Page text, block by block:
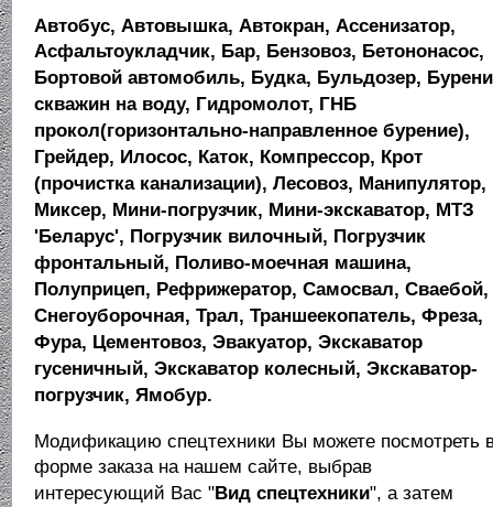
Автобус, Автовышка, Автокран, Ассенизатор,
Асфальтоукладчик, Бар, Бензовоз, Бетононасос,
Бортовой автомобиль, Будка, Бульдозер,
скважин на воду, Гидромолот, ГНБ
прокол(горизонтально-направленное бурение),
Грейдер, Илосос, Каток, Компрессор, Крот
(прочистка канализации), Лесовоз, Манипулятор,
Миксер, Мини-погрузчик, Мини-экскаватор, МТЗ
'Беларус', Погрузчик вилочный, Погрузчик
фронтальный, Поливо-моечная машина,
Полуприцеп, Рефрижератор, Самосвал, Сваебой,
Снегоуборочная, Трал, Траншеекопатель, Фреза,
Фура, Цементовоз, Эвакуатор, Экскаватор
гусеничный, Экскаватор колесный, Экскаватор-
погрузчик, Ямобур.
Модификацию спецтехники Вы можете посмотреть
форме заказа на нашем сайте, выбрав
интересующий Вас "Вид спецтехники", а затем